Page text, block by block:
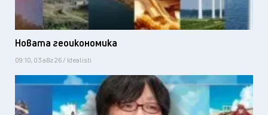
Новата геоикономика
09:10, 03 авг 26 / Idealisti